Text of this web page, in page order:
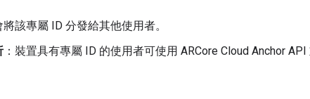
該專屬 ID 分發給其他使用者。
：裝置具有專屬 ID 的使用者可使用 ARCore Cloud Anchor API